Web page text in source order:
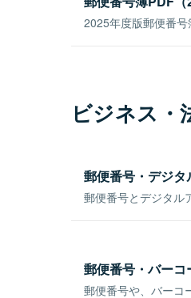
2025年度版郵便番号
ビジネス・
郵便番号・デジ
郵便番号とデジタル
郵便番号・バー
郵便番号や、バーコ